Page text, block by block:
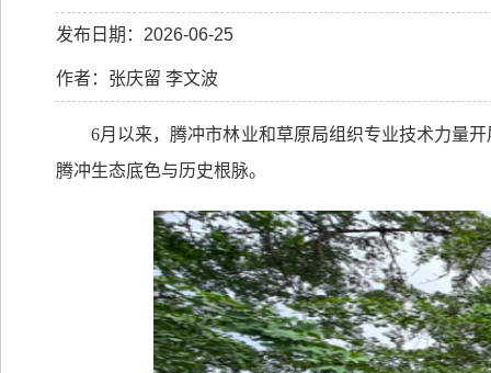
发布日期：2026-06-25
作者：张庆留 李文波
6月以来，腾冲市林业和草原局组织专业技术力量
腾冲生态底色与历史根脉。